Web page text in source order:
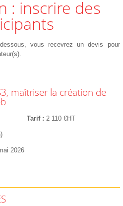
vous recevrez un devis pour
maîtriser la création de
Tarif 2 110 €HT
2026